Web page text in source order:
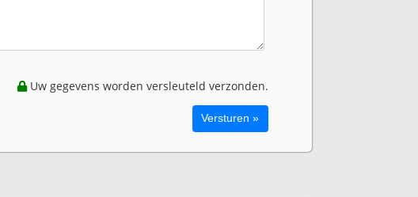
Uw gegevens worden versleuteld verzonden.